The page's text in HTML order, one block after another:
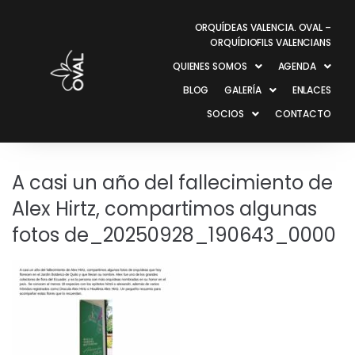
ORQUÍDEAS VALENCIA. OVAL –
ORQUÍDIOFILS VALENCIANS
QUIENES SOMOS
AGENDA
BLOG
GALERÍA
ENLACES
SOCIOS
CONTACTO
A casi un año del fallecimiento de
Alex Hirtz, compartimos algunas
fotos de_20250928_190643_0000